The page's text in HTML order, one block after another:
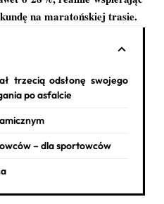
na maratońskiej trasie.
trzecią odsłonę swojego
po asfalcie
– dla sportowców